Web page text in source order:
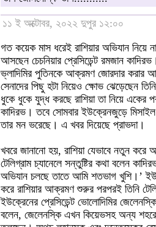
১১ ই অক্টোবর, ২০২২ দুপুর ১২:০০
গত কয়েক মাস ধরেই রাশিয়ার অভিযান নিয়ে
আসছেন চেচনিয়ার প্রেসিডেন্ট রমজান
ভ্লাদিমির পুতিনকে আক্রমণ জোরদার করার
সেনাদের পিছু হটা নিয়েও ক্ষোভ ঝেড়েছেন
ধুকে ধুকে যুদ্ধ করছে রাশিয়া তা নিয়ে
কাদিরভ। তবে সোমবার ইউক্রেনজুড়ে মিসাইল
তার মন ভরেছে। এ খবর দিয়েছে প্রাভদা।
খবরে জানানো হয়, রাশিয়া যেভাবে নতুন করে
টেলিগ্রাম চ্যানেলে সন্তুষ্টির কথা বলেন
অভিযান চলছে তাতে আমি শতভাগ খুশি।’
করে রাশিয়ার আক্রমণ শুরুর পরপরই তিনি
ইউক্রেনের প্রেসিডেন্ট ভোলোদিমির
বলেন, জেলেনস্কি এখন কিয়েভসহ অন্য শহরে